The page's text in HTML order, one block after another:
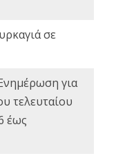
σε
για
τελευταίου
έως